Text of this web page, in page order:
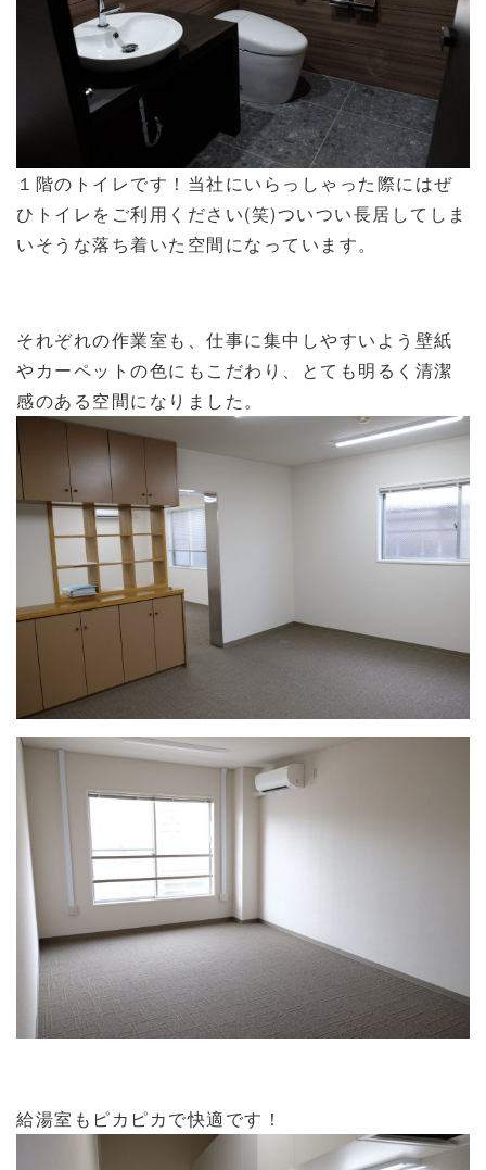
１階のトイレです！当社にいらっしゃった際にはぜ
ひトイレをご利用ください(笑)ついつい長居してしま
いそうな落ち着いた空間になっています。
それぞれの作業室も、仕事に集中しやすいよう壁紙
やカーペットの色にもこだわり、とても明るく清潔
感のある空間になりました。
給湯室もピカピカで快適です！